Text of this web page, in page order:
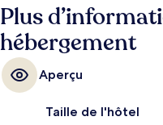
Plus
hébergement
Aperçu
Taille de l'hôtel